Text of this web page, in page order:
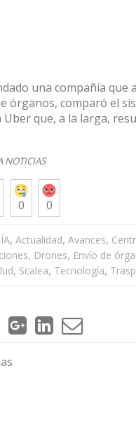
una compañía que
órganos, comparó el
que, a la larga,
NOTICIAS
0 0
, Actualidad, Avances,
, Drones, Envío de
, Scalea, Tecnología,